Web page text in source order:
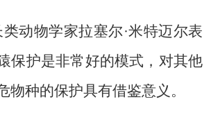
物学家拉塞尔·米特迈尔表
保护是非常好的模式，对其他
物种的保护具有借鉴意义。